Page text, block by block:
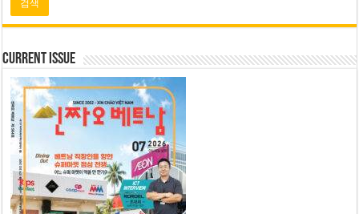
Current Issue